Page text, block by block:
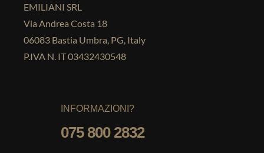
EMILIANI SRL
Via Andrea Costa 18
06083 Bastia Umbra, PG, Italy
P.IVA N. IT 03432430548
INFORMAZIONI?
075 800 2832